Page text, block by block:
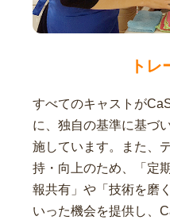
ト
すべてのキャストが
に、独自の基準に基づ
施しています。また、
持・向上のため、「定
報共有」や「技術を磨
いった機会を提供し、